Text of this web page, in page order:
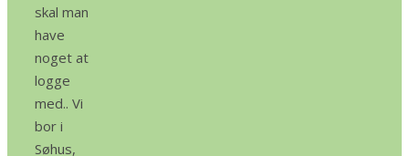
skal man
have
noget at
logge
med.. Vi
bor i
Søhus,